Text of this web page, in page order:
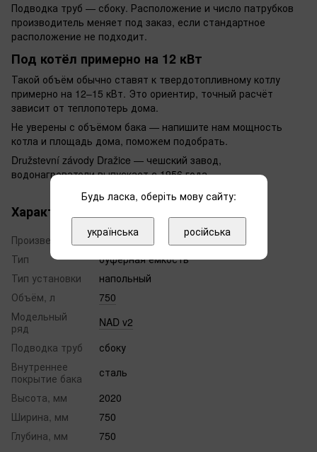
Подводка труб — сбоку. Расположение и число патрубков
производитель меняет под заказ, если стандартное
расположение не подходит.
Под котёл примерно на 12 кВт
Такой объём обычно ставят к твердотопливному котлу
примерно на 12–15 кВт. Это ориентир, точный расчёт
зависит от теплопотерь дома.
Не уверены с объёмом бака — напишите нам мощность
котла и площадь дома, поможем подобрать.
Družstevní závody Dražice — чешский завод,
водонагреватели выпускает с 1956 года.
Характеристики
Произведено в
Чехия
Тип
буферная емкость
Тип установки
напольный
Объём, л
750
Модельный
ряд
NAD v2
Подводка труб
сбоку
Внутреннее
покрытие бака
сталь
Высота, мм
2020
Ширина, мм
750
Глубина, мм
750
Будь ласка, оберіть мову сайту:
українська російська